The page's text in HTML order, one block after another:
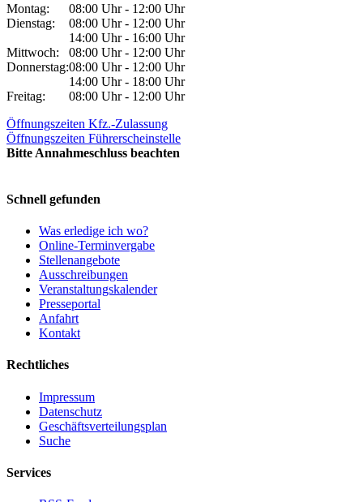
Montag:
08:00 Uhr - 12:00 Uhr
Dienstag:
08:00 Uhr - 12:00 Uhr
14:00 Uhr - 16:00 Uhr
Mittwoch:
08:00 Uhr - 12:00 Uhr
Donnerstag:08:00 Uhr - 12:00 Uhr
14:00 Uhr - 18:00 Uhr
Freitag:
08:00 Uhr - 12:00 Uhr
Öffnungszeiten Kfz.-Zulassung
Öffnungszeiten Führerscheinstelle
Bitte Annahmeschluss beachten
Schnell gefunden
Was erledige ich wo?
Online-Terminvergabe
Stellenangebote
Ausschreibungen
Veranstaltungskalender
Presseportal
Anfahrt
Kontakt
Rechtliches
Impressum
Datenschutz
Geschäftsverteilungsplan
Suche
Services